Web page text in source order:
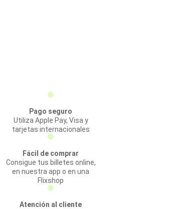
Pago seguro
Utiliza Apple Pay, Visa y
tarjetas internacionales
Fácil de comprar
Consigue tus billetes online,
en nuestra app o en una
Flixshop
Atención al cliente